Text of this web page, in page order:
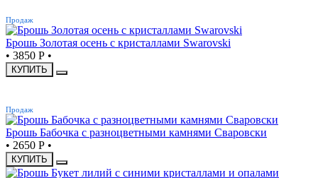
Продаж
Брошь Золотая осень с кристаллами Swarovski
• 3850 Р •
КУПИТЬ
Продаж
Брошь Бабочка с разноцветными камнями Сваровски
• 2650 Р •
КУПИТЬ